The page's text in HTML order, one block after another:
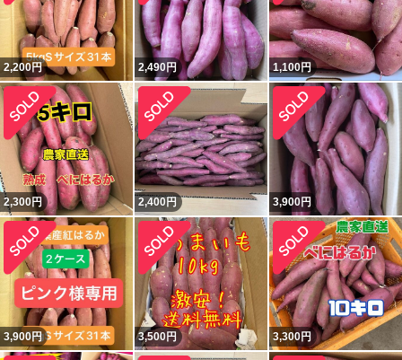
2,200円 2,490円 1,100円
2,300円 2,400円 3,900円
3,900円 3,500円 3,300円